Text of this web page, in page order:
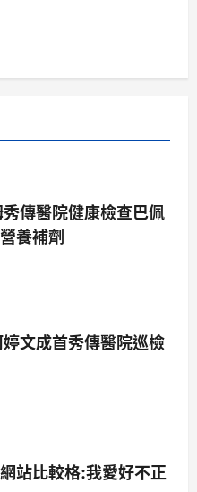
傳醫院健康檢查巴佩
養補劑
文成首秀傳醫院巡檢
站比較格:我愛好不正